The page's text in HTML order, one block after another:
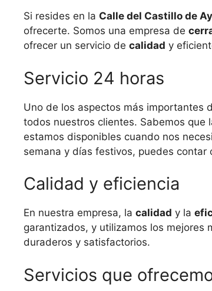
Si resides en la Calle del Castillo de
ofrecerte. Somos una empresa de
ofrecer un servicio de calidad y
Servicio 24 horas
Uno de los aspectos más importantes
todos nuestros clientes. Sabemos que
estamos disponibles cuando nos
semana y días festivos, puedes contar
Calidad y eficiencia
En nuestra empresa, la calidad y la
garantizados, y utilizamos los mejores
duraderos y satisfactorios.
Servicios que